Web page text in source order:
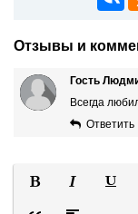
Отзывы и
Гость
Всегда
Ответить